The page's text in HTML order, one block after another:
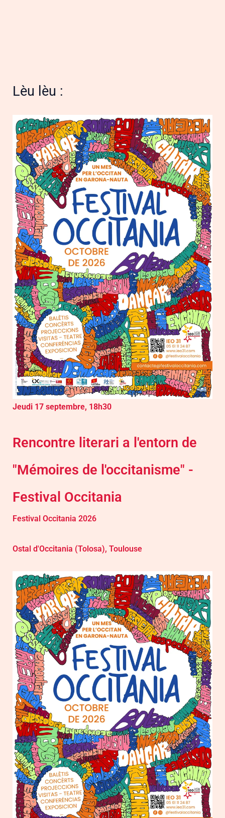
Lèu lèu :
Jeudi 17 septembre, 18h30
Rencontre literari a l'entorn de
"Mémoires de l'occitanisme" -
Festival Occitania
Festival Occitania 2026
Ostal d'Occitania (Tolosa), Toulouse